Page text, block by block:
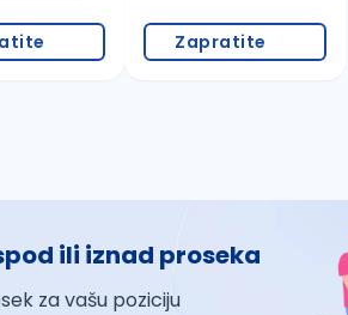
Zapratite
ili iznad proseka
za vašu poziciju